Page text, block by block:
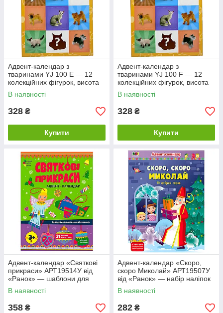
Адвент-календар з
тваринами YJ 100 E — 12
колекційних фігурок, висота
3.5 см
В наявності
328 ₴
Купити
Адвент-календар з
тваринами YJ 100 F — 12
колекційних фігурок, висота
3.5 см
В наявності
328 ₴
Купити
Адвент-календар «Святкові
прикраси» АРТ19514У від
«Ранок» — шаблони для
створення новорічних
іграшок
В наявності
358 ₴
Адвент-календар «Скоро,
скоро Миколай» АРТ19507У
від «Ранок» — набір наліпок
для дітей
В наявності
282 ₴